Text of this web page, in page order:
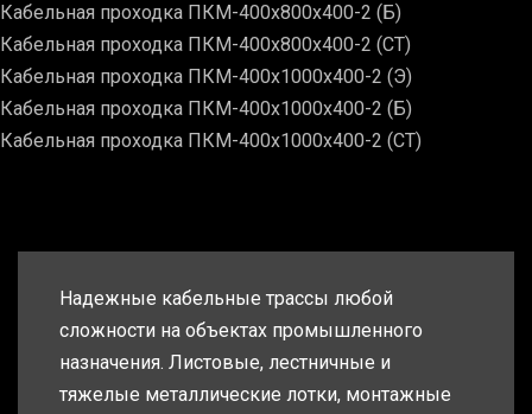
Кабельная проходка ПКМ-400х800х400-2 (Б)
Кабельная проходка ПКМ-400х800х400-2 (СТ)
Кабельная проходка ПКМ-400х1000х400-2 (Э)
Кабельная проходка ПКМ-400х1000х400-2 (Б)
Кабельная проходка ПКМ-400х1000х400-2 (СТ)
Надежные кабельные трассы любой
сложности на объектах промышленного
назначения. Листовые, лестничные и
тяжелые металлические лотки, монтажные